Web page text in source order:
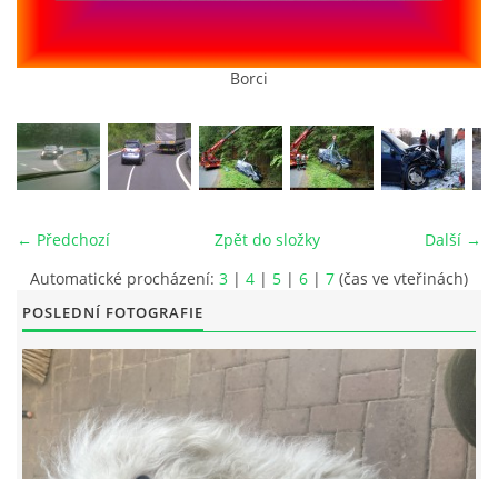
Borci
← Předchozí Další →
Zpět do složky
Automatické procházení: 3 | 4 | 5 | 6 | 7 (čas ve vteřinách)
POSLEDNÍ FOTOGRAFIE